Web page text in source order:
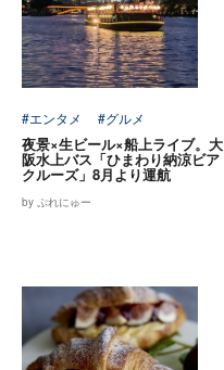
#エンタメ #グルメ
夜景×生ビール×船上ライブ。大
阪水上バス「ひまわり納涼ビア
クルーズ」8月より運航
by ぷれにゅー